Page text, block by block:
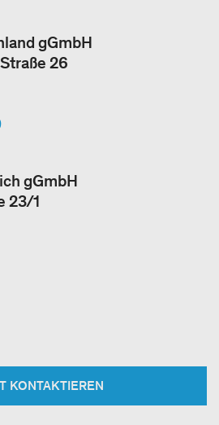
gGmbH
26
gGmbH
23/1
KONTAKTIEREN